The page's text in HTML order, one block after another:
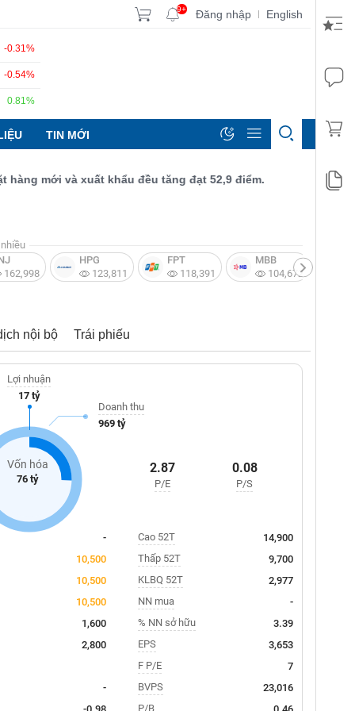
9+ Đăng nhập | English
-0.31%
-0.54%
0.81%
TIN MỚI
mới và xuất khẩu đều tăng đạt 52,9 điểm.
162,998
HPG
123,811
FPT
118,391
MBB
104,672
nội bộ Trái phiếu
Vốn hóa
76 tỷ
Lợi nhuận
17 tỷ
Doanh thu
969 tỷ
2.87
P/E
0.08
P/S
-
10,500
10,500
10,500
1,600
2,800
-
-0.98
Cao 52T
14,900
Thấp 52T
9,700
KLBQ 52T
2,977
NN mua
-
% NN sở hữu
3.39
EPS
3,653
F P/E
7
BVPS
23,016
P/B
0.46